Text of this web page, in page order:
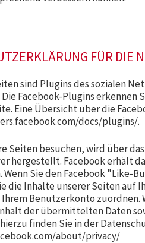
FÜR DIE
sind Plugins des sozialen
Facebook-Plugins
Eine Übersicht über die
docs/plugins/.
Seiten besuchen, wird über
hergestellt. Facebook erhält
Wenn Sie den Facebook "Like-
die Inhalte unserer Seiten auf
Benutzerkonto zuordnen.
der übermittelten Daten
finden Sie in der
about/privacy/